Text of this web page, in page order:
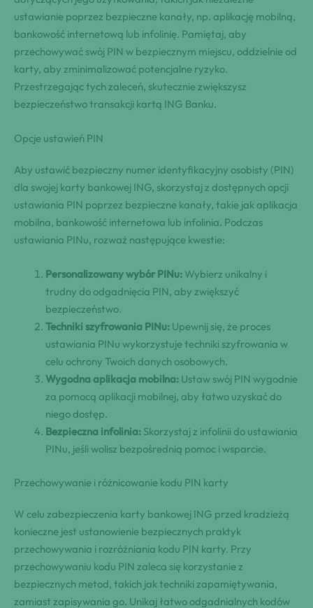
ustawianie poprzez bezpieczne kanały, np. aplikację mobilną,
bankowość internetową lub infolinię. Pamiętaj, aby
przechowywać swój PIN w bezpiecznym miejscu, oddzielnie od
karty, aby zminimalizować potencjalne ryzyko.
Przestrzegając tych zaleceń, skutecznie zwiększysz
bezpieczeństwo transakcji kartą ING Banku.
Opcje ustawień PIN
Aby ustawić bezpieczny numer identyfikacyjny osobisty (PIN)
dla swojej karty bankowej ING, skorzystaj z dostępnych opcji
ustawiania PIN poprzez bezpieczne kanały, takie jak aplikacja
mobilna, bankowość internetowa lub infolinia. Podczas
ustawiania PINu, rozważ następujące kwestie:
Personalizowany wybór PINu: Wybierz unikalny i
trudny do odgadnięcia PIN, aby zwiększyć
bezpieczeństwo.
Techniki szyfrowania PINu: Upewnij się, że proces
ustawiania PINu wykorzystuje techniki szyfrowania w
celu ochrony Twoich danych osobowych.
Wygodna aplikacja mobilna: Ustaw swój PIN wygodnie
za pomocą aplikacji mobilnej, aby łatwo uzyskać do
niego dostęp.
Bezpieczna infolinia: Skorzystaj z infolinii do ustawiania
PINu, jeśli wolisz bezpośrednią pomoc i wsparcie.
Przechowywanie i różnicowanie kodu PIN karty
W celu zabezpieczenia karty bankowej ING przed kradzieżą
konieczne jest ustanowienie bezpiecznych praktyk
przechowywania i rozróżniania kodu PIN karty. Przy
przechowywaniu kodu PIN zaleca się korzystanie z
bezpiecznych metod, takich jak techniki zapamiętywania,
zamiast zapisywania go. Unikaj łatwo odgadnialnych kodów